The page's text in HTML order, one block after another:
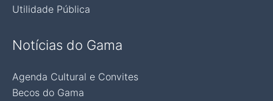
Utilidade Pública
Notícias do Gama
Agenda Cultural e Convites
Becos do Gama